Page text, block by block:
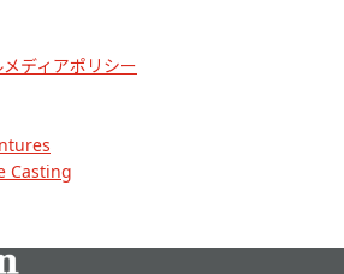
ディアポリシー
Casting